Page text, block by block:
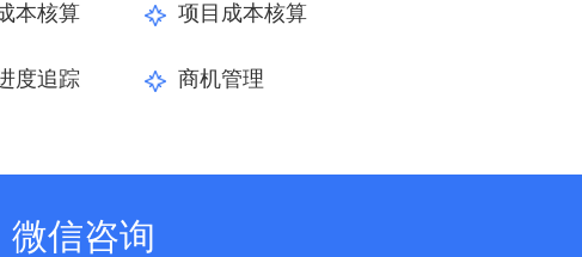
本核算 项目成本核算
度追踪 商机管理
微信咨询